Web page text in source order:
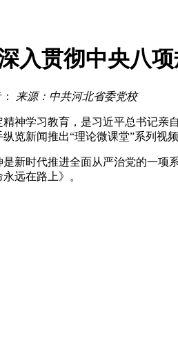
入贯彻中央八
来源：中共河北省委党校
神学习教育，是习近平总书记亲
览新闻推出“理论微课堂”系列视
新时代推进全面从严治党的一项
远在路上》。